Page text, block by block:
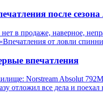
после
в продаже, наверное,
от ловли
впечатления
Norstream Absolut
отложил все дела и